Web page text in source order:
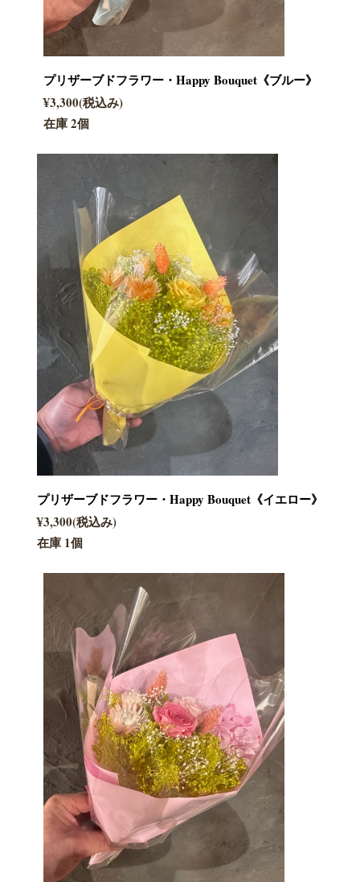
プリザーブドフラワー・Happy Bouquet《ブルー》
¥3,300(税込み)
在庫 2個
プリザーブドフラワー・Happy Bouquet《イエロー》
¥3,300(税込み)
在庫 1個